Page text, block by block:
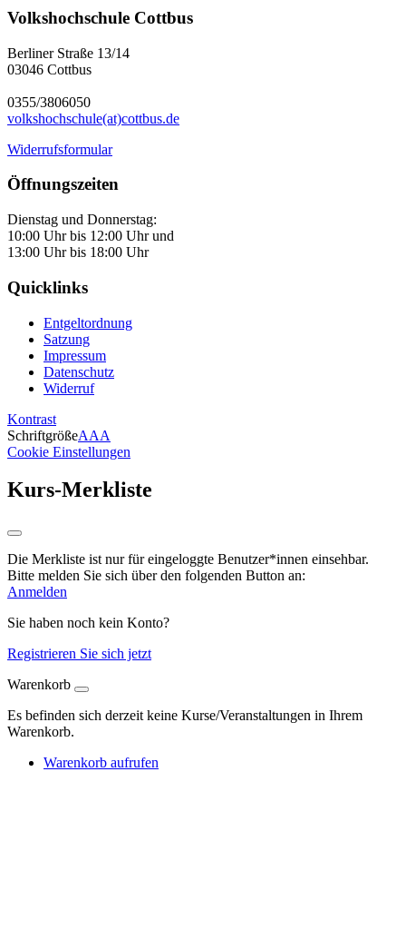
Volkshochschule Cottbus
Berliner Straße 13/14
03046 Cottbus
0355/3806050
volkshochschule(at)cottbus.de
Widerrufsformular
Öffnungszeiten
Dienstag und Donnerstag:
10:00 Uhr bis 12:00 Uhr und
13:00 Uhr bis 18:00 Uhr
Quicklinks
Entgeltordnung
Satzung
Impressum
Datenschutz
Widerruf
Kontrast
SchriftgrößeAAA
Cookie Einstellungen
Kurs-Merkliste
Die Merkliste ist nur für eingeloggte Benutzer*innen einsehbar.
Bitte melden Sie sich über den folgenden Button an:
Anmelden
Sie haben noch kein Konto?
Registrieren Sie sich jetzt
Warenkorb
Es befinden sich derzeit keine Kurse/Veranstaltungen in Ihrem
Warenkorb.
Warenkorb aufrufen